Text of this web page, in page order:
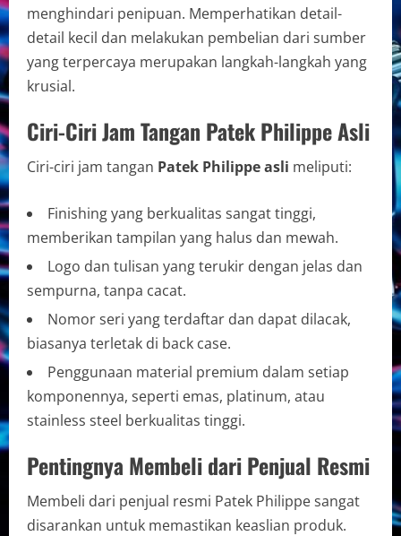
menghindari penipuan. Memperhatikan detail-
detail kecil dan melakukan pembelian dari sumber
yang terpercaya merupakan langkah-langkah yang
krusial.
Ciri-Ciri Jam Tangan Patek Philippe Asli
Ciri-ciri jam tangan Patek Philippe asli meliputi:
Finishing yang berkualitas sangat tinggi,
memberikan tampilan yang halus dan mewah.
Logo dan tulisan yang terukir dengan jelas dan
sempurna, tanpa cacat.
Nomor seri yang terdaftar dan dapat dilacak,
biasanya terletak di back case.
Penggunaan material premium dalam setiap
komponennya, seperti emas, platinum, atau
stainless steel berkualitas tinggi.
Pentingnya Membeli dari Penjual Resmi
Membeli dari penjual resmi Patek Philippe sangat
disarankan untuk memastikan keaslian produk.